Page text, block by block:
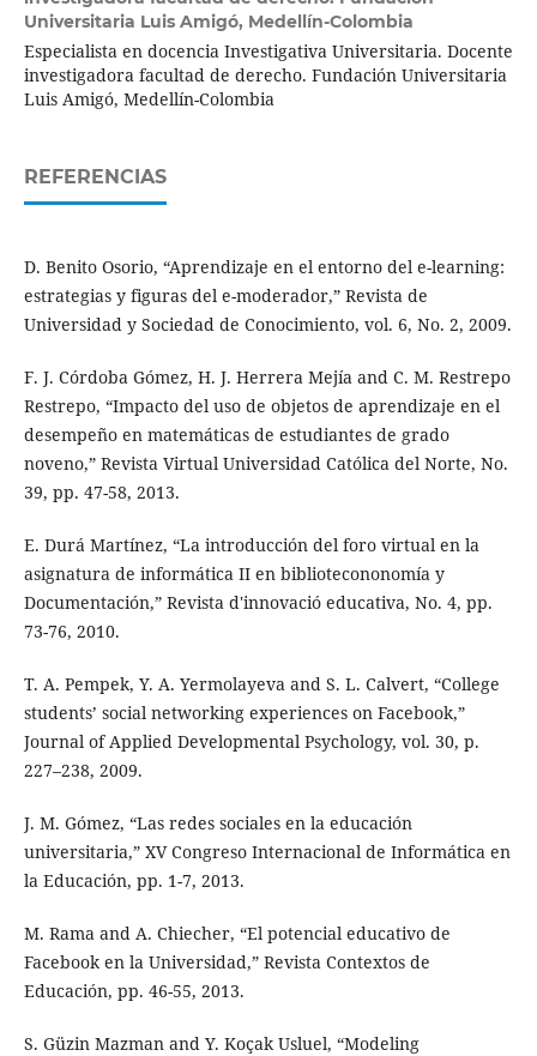
Universitaria Luis Amigó, Medellín-Colombia
Especialista en docencia Investigativa Universitaria. Docente
investigadora facultad de derecho. Fundación Universitaria
Luis Amigó, Medellín-Colombia
REFERENCIAS
D. Benito Osorio, “Aprendizaje en el entorno del e-learning:
estrategias y figuras del e-moderador,” Revista de
Universidad y Sociedad de Conocimiento, vol. 6, No. 2, 2009.
F. J. Córdoba Gómez, H. J. Herrera Mejía and C. M. Restrepo
Restrepo, “Impacto del uso de objetos de aprendizaje en el
desempeño en matemáticas de estudiantes de grado
noveno,” Revista Virtual Universidad Católica del Norte, No.
39, pp. 47-58, 2013.
E. Durá Martínez, “La introducción del foro virtual en la
asignatura de informática II en bibliotecononomía y
Documentación,” Revista d'innovació educativa, No. 4, pp.
73-76, 2010.
T. A. Pempek, Y. A. Yermolayeva and S. L. Calvert, “College
students’ social networking experiences on Facebook,”
Journal of Applied Developmental Psychology, vol. 30, p.
227–238, 2009.
J. M. Gómez, “Las redes sociales en la educación
universitaria,” XV Congreso Internacional de Informática en
la Educación, pp. 1-7, 2013.
M. Rama and A. Chiecher, “El potencial educativo de
Facebook en la Universidad,” Revista Contextos de
Educación, pp. 46-55, 2013.
S. Güzin Mazman and Y. Koçak Usluel, “Modeling